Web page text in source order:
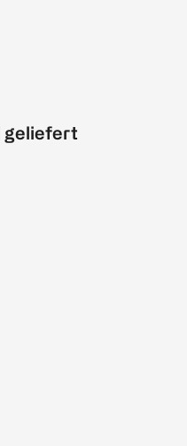
geliefert